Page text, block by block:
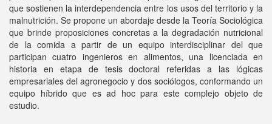
que sostienen la interdependencia entre los usos del territorio y la
malnutrición. Se propone un abordaje desde la Teoría Sociológica
que brinde proposiciones concretas a la degradación nutricional
de la comida a partir de un equipo interdisciplinar del que
participan cuatro ingenieros en alimentos, una licenciada en
historia en etapa de tesis doctoral referidas a las lógicas
empresariales del agronegocio y dos sociólogos, conformando un
equipo híbrido que es ad hoc para este complejo objeto de
estudio.